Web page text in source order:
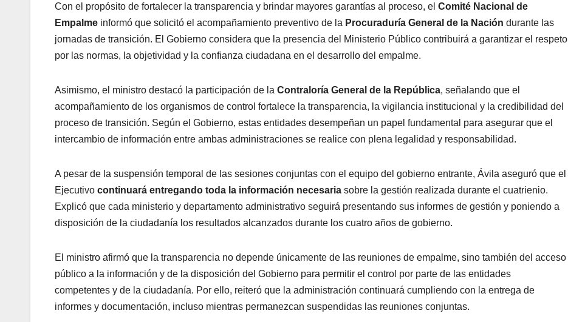
Con el propósito de fortalecer la transparencia y brindar mayores garantías al proceso, el Comité Nacional de
Empalme informó que solicitó el acompañamiento preventivo de la Procuraduría General de la Nación durante las
jornadas de transición. El Gobierno considera que la presencia del Ministerio Público contribuirá a garantizar el respeto
por las normas, la objetividad y la confianza ciudadana en el desarrollo del empalme.
Asimismo, el ministro destacó la participación de la Contraloría General de la República, señalando que el
acompañamiento de los organismos de control fortalece la transparencia, la vigilancia institucional y la credibilidad del
proceso de transición. Según el Gobierno, estas entidades desempeñan un papel fundamental para asegurar que el
intercambio de información entre ambas administraciones se realice con plena legalidad y responsabilidad.
A pesar de la suspensión temporal de las sesiones conjuntas con el equipo del gobierno entrante, Ávila aseguró que el
Ejecutivo continuará entregando toda la información necesaria sobre la gestión realizada durante el cuatrienio.
Explicó que cada ministerio y departamento administrativo seguirá presentando sus informes de gestión y poniendo a
disposición de la ciudadanía los resultados alcanzados durante los cuatro años de gobierno.
El ministro afirmó que la transparencia no depende únicamente de las reuniones de empalme, sino también del acceso
público a la información y de la disposición del Gobierno para permitir el control por parte de las entidades
competentes y de la ciudadanía. Por ello, reiteró que la administración continuará cumpliendo con la entrega de
informes y documentación, incluso mientras permanezcan suspendidas las reuniones conjuntas.